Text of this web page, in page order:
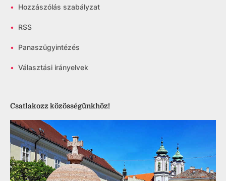
• Hozzászólás szabályzat
• RSS
• Panaszügyintézés
• Választási irányelvek
Csatlakozz közösségünkhöz!